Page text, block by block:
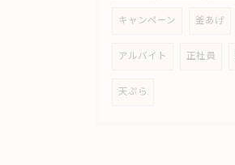
キャンペーン 釜あげ
アルバイト 正社員
天ぷら